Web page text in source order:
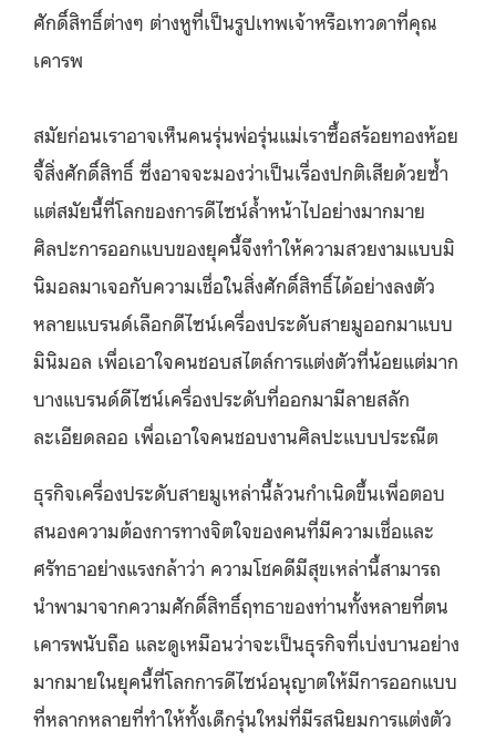
ศักดิ์สิทธิ์ต่างๆ ต่างหูที่เป็นรูปเทพเจ้าหรือเทวดาที่คุณ
เคารพ
สมัยก่อนเราอาจเห็นคนรุ่นพ่อรุ่นแม่เราซื้อสร้อยทองห้อย
จี้สิ่งศักดิ์สิทธิ์ ซึ่งอาจจะมองว่าเป็นเรื่องปกติเสียด้วยซ้ำ
แต่สมัยนี้ที่โลกของการดีไซน์ล้ำหน้าไปอย่างมากมาย
ศิลปะการออกแบบของยุคนี้จึงทำให้ความสวยงามแบบมิ
นิมอลมาเจอกับความเชื่อในสิ่งศักดิ์สิทธิ์ได้อย่างลงตัว
หลายแบรนด์เลือกดีไซน์เครื่องประดับสายมูออกมาแบบ
มินิมอล เพื่อเอาใจคนชอบสไตล์การแต่งตัวที่น้อยแต่มาก
บางแบรนด์ดีไซน์เครื่องประดับที่ออกมามีลายสลัก
ละเอียดลออ เพื่อเอาใจคนชอบงานศิลปะแบบประณีต
ธุรกิจเครื่องประดับสายมูเหล่านี้ล้วนกำเนิดขึ้นเพื่อตอบ
สนองความต้องการทางจิตใจของคนที่มีความเชื่อและ
ศรัทธาอย่างแรงกล้าว่า ความโชคดีมีสุขเหล่านี้สามารถ
นำพามาจากความศักดิ์สิทธิ์ฤทธาของท่านทั้งหลายที่ตน
เคารพนับถือ และดูเหมือนว่าจะเป็นธุรกิจที่เบ่งบานอย่าง
มากมายในยุคนี้ที่โลกการดีไซน์อนุญาตให้มีการออกแบบ
ที่หลากหลายที่ทำให้ทั้งเด็กรุ่นใหม่ที่มีรสนิยมการแต่งตัว